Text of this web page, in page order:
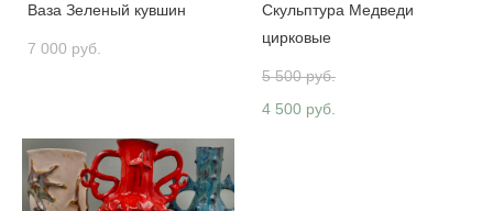
Ваза Зеленый кувшин
7 000 pуб.
Скульптура Медведи
цирковые
5 500 pуб.
4 500 pуб.